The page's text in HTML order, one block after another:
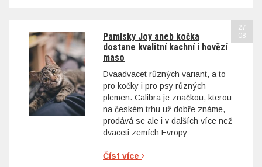
Pamlsky Joy aneb kočka
dostane kvalitní kachní i hovězí
maso
Dvaadvacet různých variant, a to
pro kočky i pro psy různých
plemen. Calibra je značkou, kterou
na českém trhu už dobře známe,
prodává se ale i v dalších více než
dvaceti zemích Evropy
Číst více
27
08